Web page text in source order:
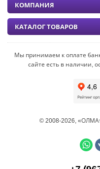
Мы принимаем к оплате
сайте есть в наличии,
© 2008-2026,
КОМПАНИЯ
КАТАЛОГ ТОВАРОВ